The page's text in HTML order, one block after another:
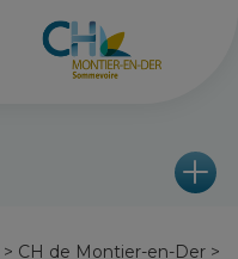
> CH de Montier-en-Der >